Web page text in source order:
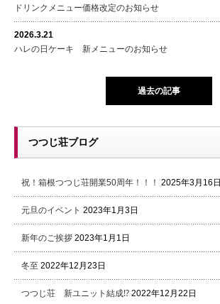
ドリンクメニュー価格改定のお知らせ
2026.3.21
ハレの日ケーキ 新メニューのお知らせ
過去の記事
つつじ荘ブログ
祝！箱根つつじ荘開業50周年！！！ 2025年3月16日
元旦のイベント 2023年1月3日
新年のご挨拶 2023年1月1日
冬至 2022年12月23日
つつじ荘 新ユニット結成⁉ 2022年12月22日